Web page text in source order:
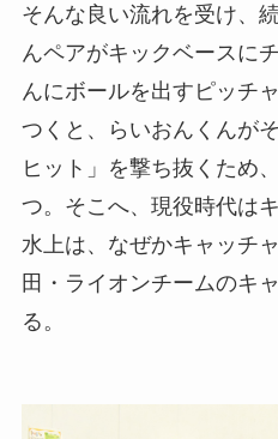
そんな良い流れを受け、
んペアがキックベースに
んにボールを出すピッチ
つくと、らいおんくんが
ヒット」を撃ち抜くため
つ。そこへ、現役時代は
水上は、なぜかキャッチ
田・ライオンチームのキ
る。